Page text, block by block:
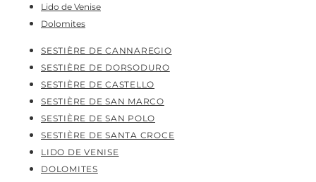
Lido de Venise
Dolomites
SESTIÈRE DE CANNAREGIO
SESTIÈRE DE DORSODURO
SESTIÈRE DE CASTELLO
SESTIÈRE DE SAN MARCO
SESTIÈRE DE SAN POLO
SESTIÈRE DE SANTA CROCE
LIDO DE VENISE
DOLOMITES